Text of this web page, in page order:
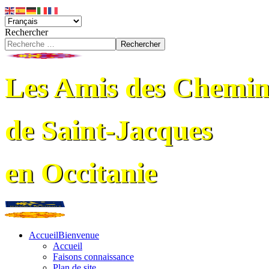
Rechercher
Rechercher
Les Amis des
de Saint-Jacques
en Occitanie
AccueilBienvenue
Accueil
Faisons connaissance